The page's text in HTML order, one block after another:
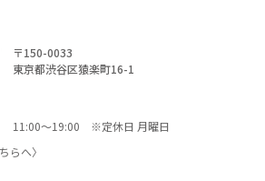
〒150-0033
東京都渋谷区猿楽町16-1
11:00～19:00 ※定休日 月曜日
らへ〉